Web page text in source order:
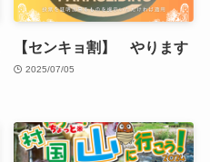
【センキョ割】 やります
2025/07/05